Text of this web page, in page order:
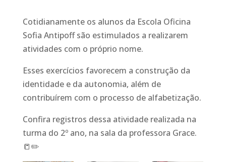
Cotidianamente os alunos da Escola Oficina
Sofia Antipoff são estimulados a realizarem
atividades com o próprio nome.
Esses exercícios favorecem a construção da
identidade e da autonomia, além de
contribuírem com o processo de alfabetização.
Confira registros dessa atividade realizada na
turma do 2º ano, na sala da professora Grace.
📒✏️